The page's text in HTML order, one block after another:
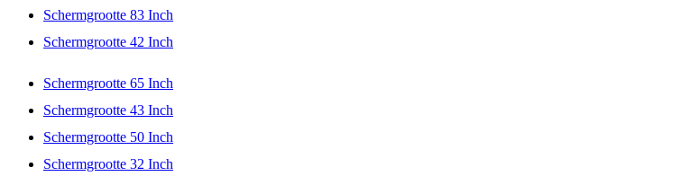
Schermgrootte 83 Inch
Schermgrootte 42 Inch
Schermgrootte 65 Inch
Schermgrootte 43 Inch
Schermgrootte 50 Inch
Schermgrootte 32 Inch